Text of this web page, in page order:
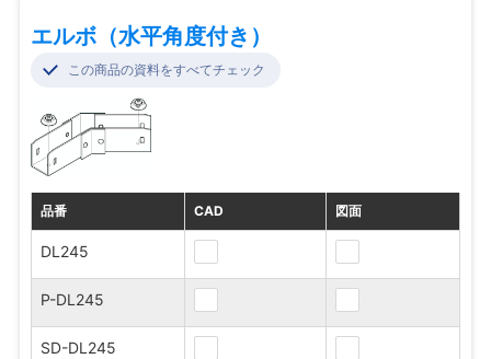
エルボ（水平角度付き）
この商品の資料をすべてチェック
品番 CAD 図面
DL245
P-DL245
SD-DL245